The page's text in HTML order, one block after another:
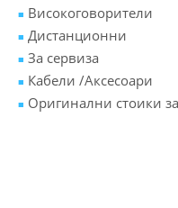
Високоговорители
Дистанционни
За сервиза
Кабели /Аксесоари
Оригинални стоики